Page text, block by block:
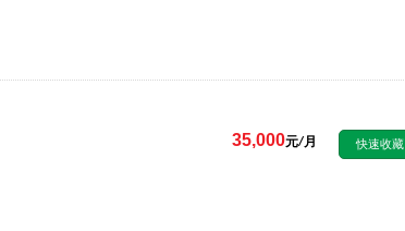
35,000元/月 快速收藏